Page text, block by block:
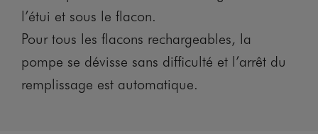
l’étui et sous le flacon.
Pour tous les flacons rechargeables, la
pompe se dévisse sans difficulté et l’arrêt du
remplissage est automatique.